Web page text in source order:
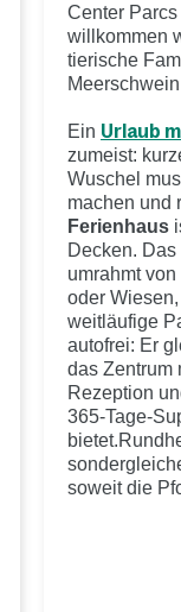
Center
willkommen
tierische
Ein Urlaub
zumeist:
Wuschel
machen und
Ferienhaus
Decken.
umrahmt
oder Wiesen,
weitläufige
autofrei: Er
das Zentrum
Rezeption
365-Tage-
soweit die